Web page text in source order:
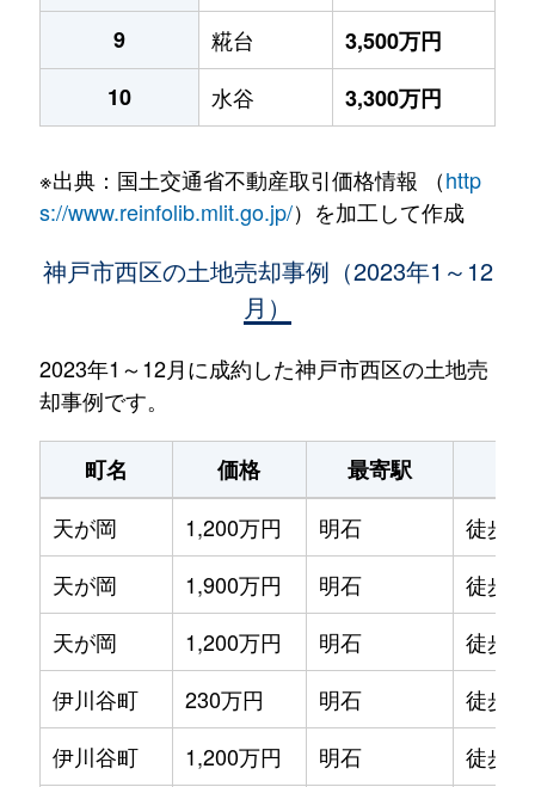
9
糀台
3,500万円
10
水谷 3,300万円
※出典：国土交通省不動産取引価格情報 （http
s://www.reinfolib.mlit.go.jp/）を加工して作成
神戸市西区の土地売却事例（2023年1～12
月）
2023年1～12月に成約した神戸市西区の土地売
却事例です。
町名 価格 最寄駅
天が岡
1,200万円 明石
徒歩1
天が岡
1,900万円 明石
徒歩1
天が岡
1,200万円 明石
徒歩1
伊川谷町
230万円 明石
徒歩
伊川谷町
1,200万円 明石
徒歩